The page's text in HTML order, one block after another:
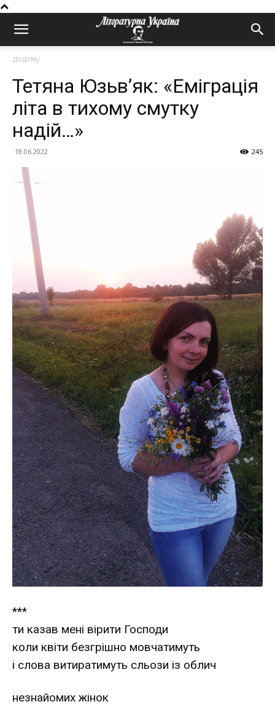
додому
Тетяна Юзьв’як: «Еміграція
літа в тихому смутку
надій…»
18.06.2022 245
***
ти казав мені вірити Господи
коли квіти безгрішно мовчатимуть
і слова витиратимуть сльози із облич
незнайомих жінок